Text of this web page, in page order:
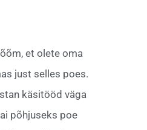
et olete oma
just selles poes.
käsitööd väga
põhjuseks poe